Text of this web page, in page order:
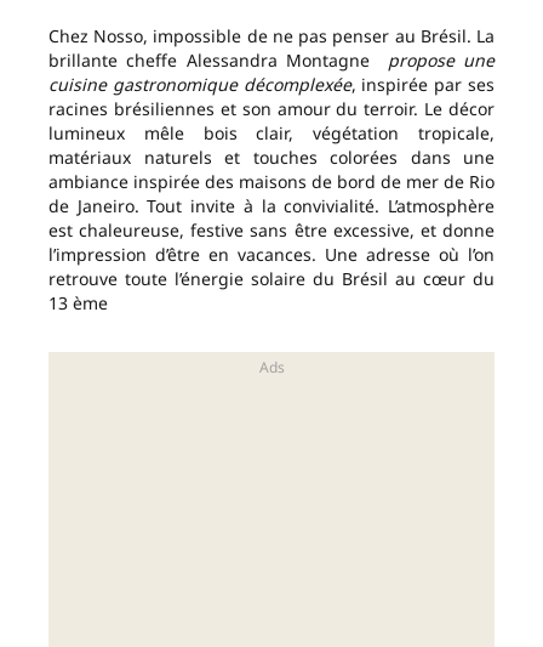
Chez Nosso, impossible de ne pas penser au Brésil. La
brillante cheffe Alessandra Montagne propose une
cuisine gastronomique décomplexée, inspirée par ses
racines brésiliennes et son amour du terroir. Le décor
lumineux mêle bois clair, végétation tropicale,
matériaux naturels et touches colorées dans une
ambiance inspirée des maisons de bord de mer de Rio
de Janeiro. Tout invite à la convivialité. L’atmosphère
est chaleureuse, festive sans être excessive, et donne
l’impression d’être en vacances. Une adresse où l’on
retrouve toute l’énergie solaire du Brésil au cœur du
13 ème